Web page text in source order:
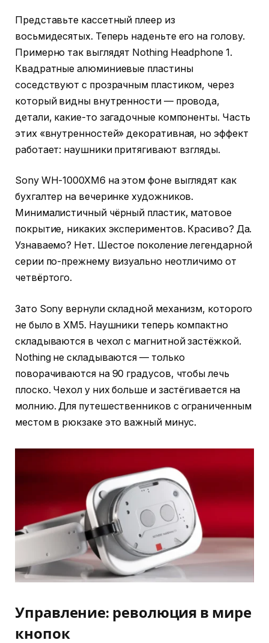
Представьте кассетный плеер из
восьмидесятых. Теперь наденьте его на голову.
Примерно так выглядят Nothing Headphone 1.
Квадратные алюминиевые пластины
соседствуют с прозрачным пластиком, через
который видны внутренности — провода,
детали, какие-то загадочные компоненты. Часть
этих «внутренностей» декоративная, но эффект
работает: наушники притягивают взгляды.
Sony WH-1000XM6 на этом фоне выглядят как
бухгалтер на вечеринке художников.
Минималистичный чёрный пластик, матовое
покрытие, никаких экспериментов. Красиво? Да.
Узнаваемо? Нет. Шестое поколение легендарной
серии по-прежнему визуально неотличимо от
четвёртого.
Зато Sony вернули складной механизм, которого
не было в XM5. Наушники теперь компактно
складываются в чехол с магнитной застёжкой.
Nothing не складываются — только
поворачиваются на 90 градусов, чтобы лечь
плоско. Чехол у них больше и застёгивается на
молнию. Для путешественников с ограниченным
местом в рюкзаке это важный минус.
Управление: революция в мире
кнопок